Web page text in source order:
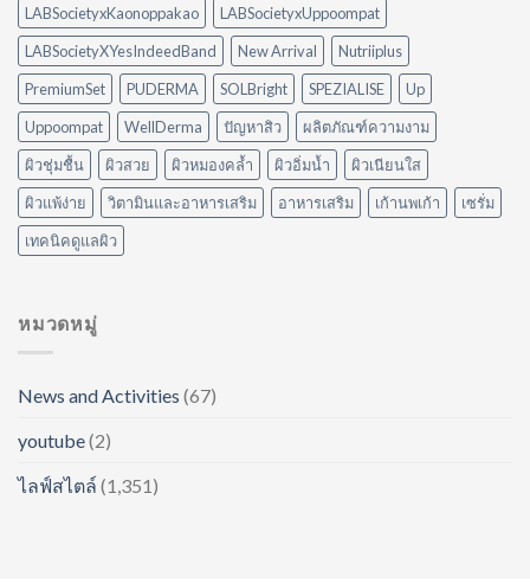
เหมาะ
กับ
บ้าน
ของ
คุณ
LABSocietyxKaonoppakao
LABSocietyxUppoompat
LABSocietyXYesIndeedBand
New Arrival
Nutriiplus
PremiumSet
PUDERMA SOLBright SPEZIALISE
Up
Uppoompat
WellDerma ปัญหาสิว
ผลิตภัณฑ์ความงาม
ผิวชุ่มชื้น
ผิวสวย ผิวหมองคล้ำ ผิวอิ่มน้ำ
ผิวเนียนใส
ผิวแพ้ง่าย
วิตามินและอาหารเสริม อาหารเสริม เก้านพเก้า
เซรั่ม
เทคนิคดูแลผิว
หมวดหมู่
News and Activities (67)
youtube(2)
ไลฟ์สไตล์ (1,351)